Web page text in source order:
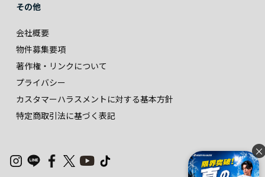
×
その他
会社概要
物件募集要項
著作権・リンクについて
プライバシー
カスタマーハラスメントに対する基本方針
特定商取引法に基づく表記